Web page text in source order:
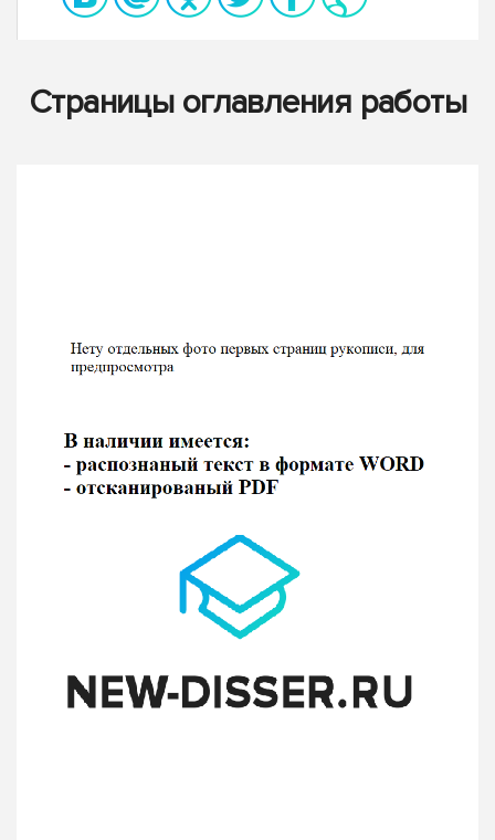
Страницы оглавления работы